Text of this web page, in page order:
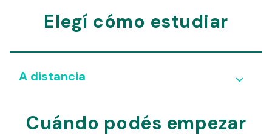
Elegí cómo estudiar
A distancia
Cuándo podés empezar